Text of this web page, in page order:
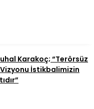
Karakoç; “Terörsüz
İstikbalimizin